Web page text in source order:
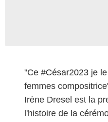
"Ce #César2023 je
femmes
Irène Dresel est la
l'histoire de la